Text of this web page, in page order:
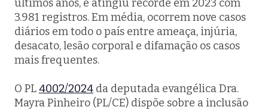
últimos anos, e atingiu recorde em 2023 com
3.981 registros. Em média, ocorrem nove casos
diários em todo o país entre ameaça, injúria,
desacato, lesão corporal e difamação os casos
mais frequentes.
O PL4002/2024 da deputada evangélica Dra.
Mayra Pinheiro (PL/CE) dispõe sobre a inclusão